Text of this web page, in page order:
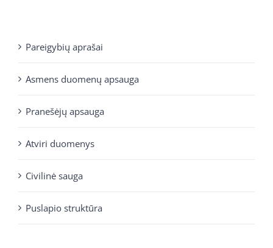
Pareigybių aprašai
Asmens duomenų apsauga
Pranešėjų apsauga
Atviri duomenys
Civilinė sauga
Puslapio struktūra